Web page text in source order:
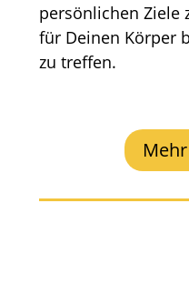
persönlichen Ziele
für Deinen Körper
zu treffen.